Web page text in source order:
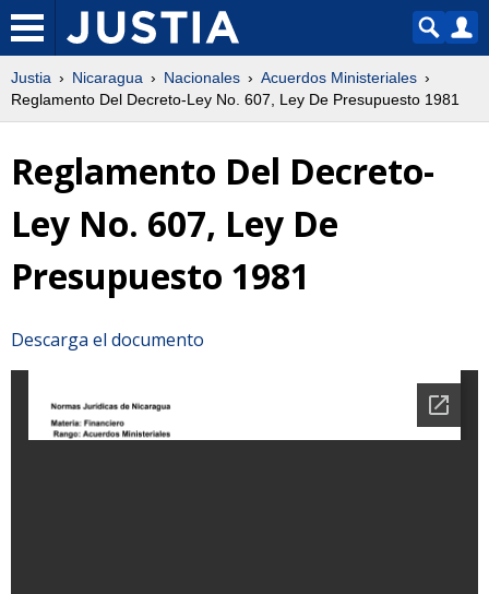
Justia Nicaragua Nacionales
Acuerdos Ministeriales
Reglamento Del Decreto-Ley No. 607, Ley De Presupuesto 1981
Reglamento Del Decreto-
Ley No. 607, Ley De
Presupuesto 1981
Descarga el documento